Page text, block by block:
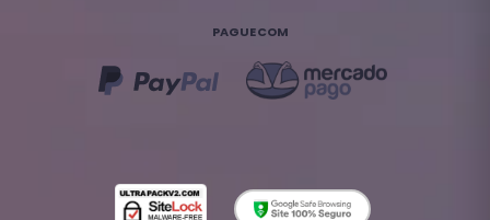
PAGUE COM